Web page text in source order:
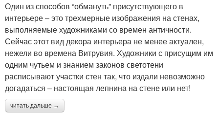
Один из способов “обмануть” присутствующего в
интерьере – это трехмерные изображения на стенах,
выполняемые художниками со времен античности.
Сейчас этот вид декора интерьера не менее актуален,
нежели во времена Витрувия. Художники с присущим им
одним чутьем и знанием законов светотени
расписывают участки стен так, что издали невозможно
догадаться – настоящая лепнина на стене или нет!
читать дальше →